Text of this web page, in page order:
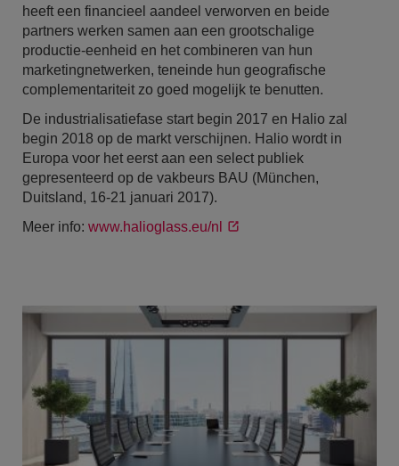
heeft een financieel aandeel verworven en beide
partners werken samen aan een grootschalige
productie-eenheid en het combineren van hun
marketingnetwerken, teneinde hun geografische
complementariteit zo goed mogelijk te benutten.
De industrialisatiefase start begin 2017 en Halio zal
begin 2018 op de markt verschijnen. Halio wordt in
Europa voor het eerst aan een select publiek
gepresenteerd op de vakbeurs BAU (München,
Duitsland, 16-21 januari 2017).
Meer info: www.halioglass.eu/nl